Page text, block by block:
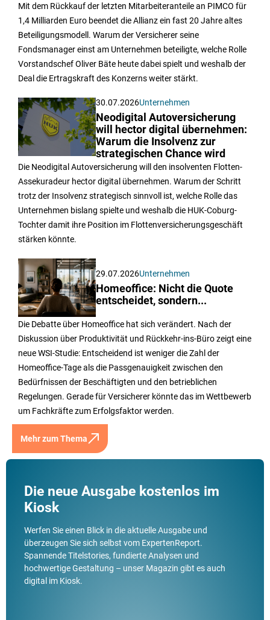
Mit dem Rückkauf der letzten Mitarbeiteranteile an PIMCO für
1,4 Milliarden Euro beendet die Allianz ein fast 20 Jahre altes
Beteiligungsmodell. Warum der Versicherer seine
Fondsmanager einst am Unternehmen beteiligte, welche Rolle
Vorstandschef Oliver Bäte heute dabei spielt und weshalb der
Deal die Ertragskraft des Konzerns weiter stärkt.
30.07.2026Unternehmen
Neodigital Autoversicherung
will hector digital übernehmen:
Warum die Insolvenz zur
strategischen Chance wird
Die Neodigital Autoversicherung will den insolventen Flotten-
Assekuradeur hector digital übernehmen. Warum der Schritt
trotz der Insolvenz strategisch sinnvoll ist, welche Rolle das
Unternehmen bislang spielte und weshalb die HUK-Coburg-
Tochter damit ihre Position im Flottenversicherungsgeschäft
stärken könnte.
29.07.2026Unternehmen
Homeoffice: Nicht die Quote
entscheidet, sondern...
Die Debatte über Homeoffice hat sich verändert. Nach der
Diskussion über Produktivität und Rückkehr-ins-Büro zeigt eine
neue WSI-Studie: Entscheidend ist weniger die Zahl der
Homeoffice-Tage als die Passgenauigkeit zwischen den
Bedürfnissen der Beschäftigten und den betrieblichen
Regelungen. Gerade für Versicherer könnte das im Wettbewerb
um Fachkräfte zum Erfolgsfaktor werden.
Mehr zum Thema
Die neue Ausgabe kostenlos im
Kiosk
Werfen Sie einen Blick in die aktuelle Ausgabe und
überzeugen Sie sich selbst vom ExpertenReport.
Spannende Titelstories, fundierte Analysen und
hochwertige Gestaltung – unser Magazin gibt es auch
digital im Kiosk.